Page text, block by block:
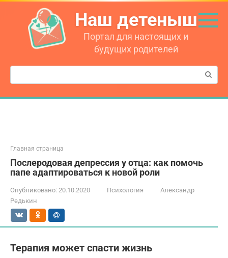
Перейти
контенту
Наш детеныш
Портал для настоящих и
будущих родителей
Поиск:
Главная страница
Послеродовая депрессия у отца: как помочь
папе адаптироваться к новой роли
Опубликовано: 20.10.2020 Психология
Александр
Редькин
Терапия может спасти жизнь